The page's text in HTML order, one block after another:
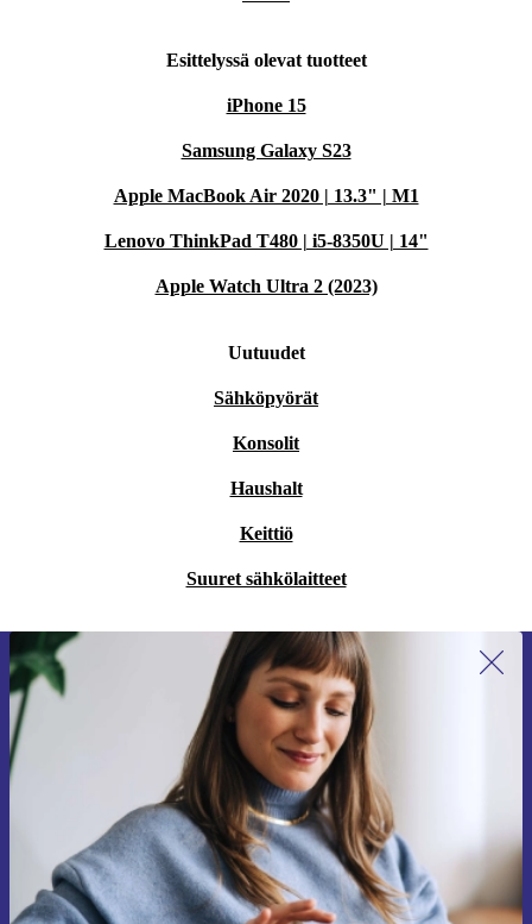
Esittelyssä olevat tuotteet
iPhone 15
Samsung Galaxy S23
Apple MacBook Air 2020 | 13.3" | M1
Lenovo ThinkPad T480 | i5-8350U | 14"
Apple Watch Ultra 2 (2023)
Uutuudet
Sähköpyörät
Konsolit
Haushalt
Keittiö
Suuret sähkölaitteet
Liity ensimmäistä kertaa uutiskirjeen
tilaajaksi ja säästä 15 €!
Älä missaa enää yhtäkään tarjousta.
Pyydä etukuponki
Lisätietoja henkilötietojen käytöstä löydättietosuojaselosteestamme.